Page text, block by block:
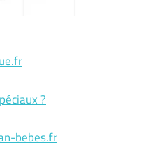
?
bebes.fr